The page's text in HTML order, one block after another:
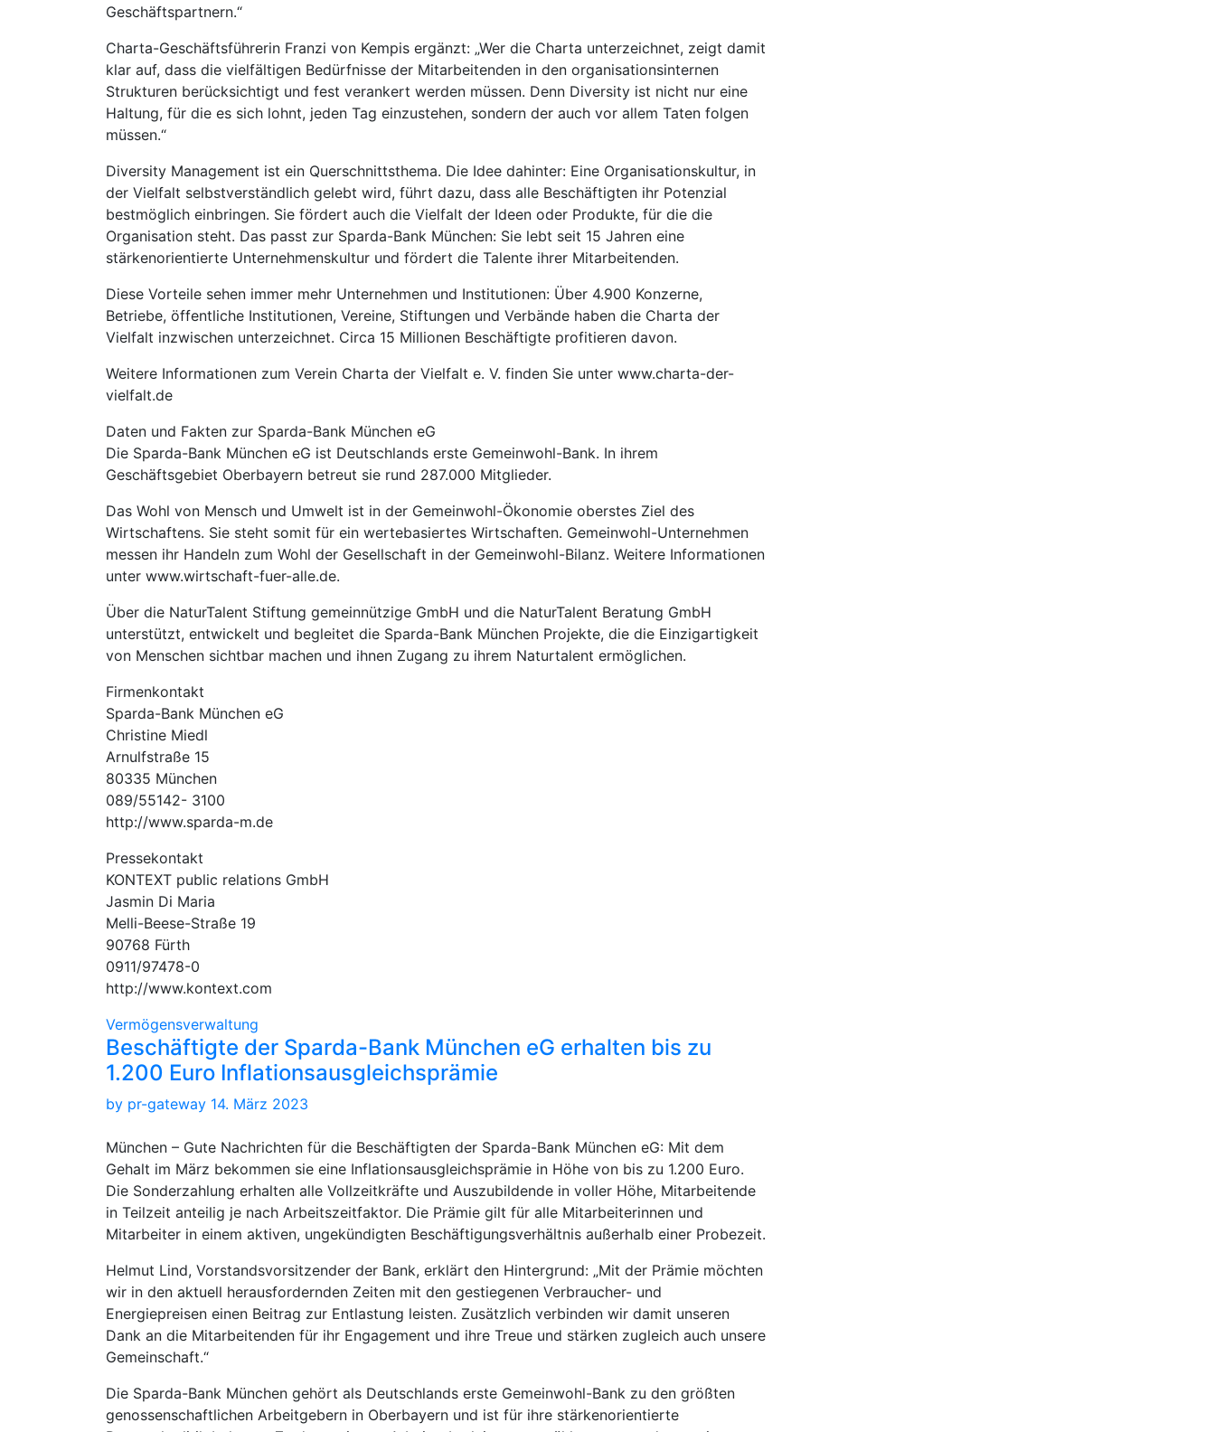
Geschäftspartnern.“
Charta-Geschäftsführerin Franzi von Kempis ergänzt: „Wer die Charta unterzeichnet, zeigt damit
klar auf, dass die vielfältigen Bedürfnisse der Mitarbeitenden in den organisationsinternen
Strukturen berücksichtigt und fest verankert werden müssen. Denn Diversity ist nicht nur eine
Haltung, für die es sich lohnt, jeden Tag einzustehen, sondern der auch vor allem Taten folgen
müssen.“
Diversity Management ist ein Querschnittsthema. Die Idee dahinter: Eine Organisationskultur, in
der Vielfalt selbstverständlich gelebt wird, führt dazu, dass alle Beschäftigten ihr Potenzial
bestmöglich einbringen. Sie fördert auch die Vielfalt der Ideen oder Produkte, für die die
Organisation steht. Das passt zur Sparda-Bank München: Sie lebt seit 15 Jahren eine
stärkenorientierte Unternehmenskultur und fördert die Talente ihrer Mitarbeitenden.
Diese Vorteile sehen immer mehr Unternehmen und Institutionen: Über 4.900 Konzerne,
Betriebe, öffentliche Institutionen, Vereine, Stiftungen und Verbände haben die Charta der
Vielfalt inzwischen unterzeichnet. Circa 15 Millionen Beschäftigte profitieren davon.
Weitere Informationen zum Verein Charta der Vielfalt e. V. finden Sie unter www.charta-der-
vielfalt.de
Daten und Fakten zur Sparda-Bank München eG
Die Sparda-Bank München eG ist Deutschlands erste Gemeinwohl-Bank. In ihrem
Geschäftsgebiet Oberbayern betreut sie rund 287.000 Mitglieder.
Das Wohl von Mensch und Umwelt ist in der Gemeinwohl-Ökonomie oberstes Ziel des
Wirtschaftens. Sie steht somit für ein wertebasiertes Wirtschaften. Gemeinwohl-Unternehmen
messen ihr Handeln zum Wohl der Gesellschaft in der Gemeinwohl-Bilanz. Weitere Informationen
unter www.wirtschaft-fuer-alle.de.
Über die NaturTalent Stiftung gemeinnützige GmbH und die NaturTalent Beratung GmbH
unterstützt, entwickelt und begleitet die Sparda-Bank München Projekte, die die Einzigartigkeit
von Menschen sichtbar machen und ihnen Zugang zu ihrem Naturtalent ermöglichen.
Firmenkontakt
Sparda-Bank München eG
Christine Miedl
Arnulfstraße 15
80335 München
089/55142- 3100
http://www.sparda-m.de
Pressekontakt
KONTEXT public relations GmbH
Jasmin Di Maria
Melli-Beese-Straße 19
90768 Fürth
0911/97478-0
http://www.kontext.com
Vermögensverwaltung
Beschäftigte der Sparda-Bank München eG erhalten bis zu
1.200 Euro Inflationsausgleichsprämie
by pr-gateway 14. März 2023
München – Gute Nachrichten für die Beschäftigten der Sparda-Bank München eG: Mit dem
Gehalt im März bekommen sie eine Inflationsausgleichsprämie in Höhe von bis zu 1.200 Euro.
Die Sonderzahlung erhalten alle Vollzeitkräfte und Auszubildende in voller Höhe, Mitarbeitende
in Teilzeit anteilig je nach Arbeitszeitfaktor. Die Prämie gilt für alle Mitarbeiterinnen und
Mitarbeiter in einem aktiven, ungekündigten Beschäftigungsverhältnis außerhalb einer Probezeit.
Helmut Lind, Vorstandsvorsitzender der Bank, erklärt den Hintergrund: „Mit der Prämie möchten
wir in den aktuell herausfordernden Zeiten mit den gestiegenen Verbraucher- und
Energiepreisen einen Beitrag zur Entlastung leisten. Zusätzlich verbinden wir damit unseren
Dank an die Mitarbeitenden für ihr Engagement und ihre Treue und stärken zugleich auch unsere
Gemeinschaft.“
Die Sparda-Bank München gehört als Deutschlands erste Gemeinwohl-Bank zu den größten
genossenschaftlichen Arbeitgebern in Oberbayern und ist für ihre stärkenorientierte